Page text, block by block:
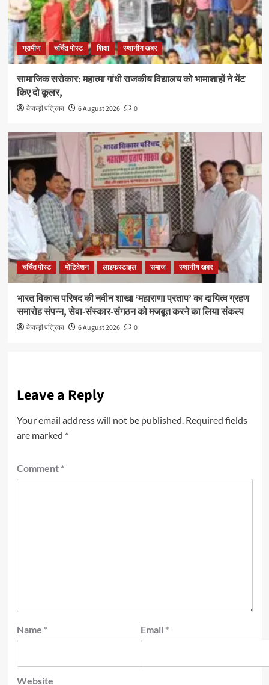
ग्रामीण चर्चित पोस्ट शिक्षा स्थानीय खबर
सामाजिक सरोकार: महात्मा गांधी राजकीय विद्यालय को भामाशाहों ने भेंट
किए दो कूलर,
केकड़ी पत्रिका 6 August 2026 0
चर्चित पोस्ट मोटिवेशन लाइफस्टाइल समाज स्थानीय खबर
भारत विकास परिषद की नवीन शाखा ‘महाराणा प्रताप’ का दायित्व ग्रहण
समारोह संपन्न, सेवा-संस्कार-संगठन को मजबूत करने का लिया संकल्प
केकड़ी पत्रिका 6 August 2026 0
Leave a Reply
Your email address will not be published. Required fields
are marked *
Comment *
Name * Email *
Website